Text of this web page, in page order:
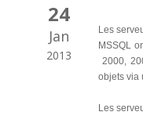
24
Jan
2013
Les
MSSQL
2000,
objets via
Les